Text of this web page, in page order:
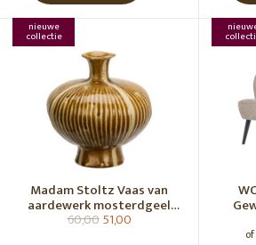
nieuwe
collectie
Madam Stoltz Vaas van
aardewerk mosterdgeel
naturel
60,0051,00